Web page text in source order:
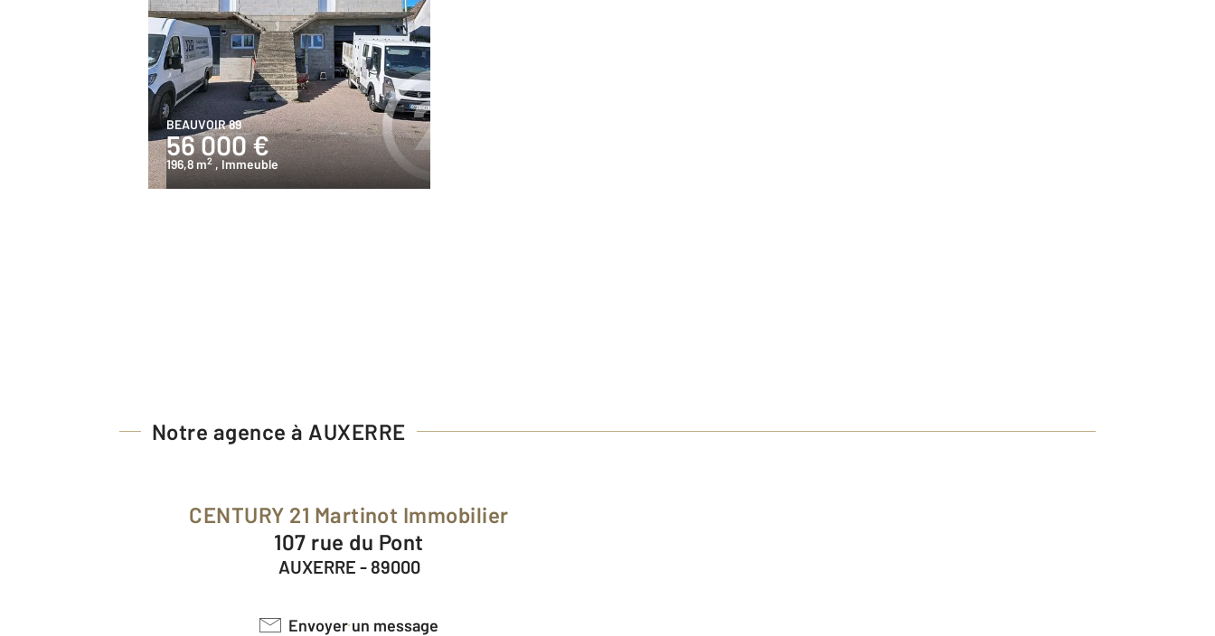
BEAUVOIR 89
56 000 €
196,8 m2 , Immeuble
Notre agence à AUXERRE
CENTURY 21 Martinot Immobilier
107 rue du Pont
AUXERRE - 89000
Envoyer un message